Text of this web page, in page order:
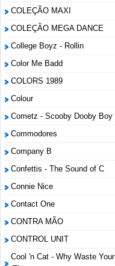
COLEÇÃO MAXI
COLEÇÃO MEGA DANCE
College Boyz ‎- Rollin
Color Me Badd
COLORS 1989
Colour
Cometz - Scooby Dooby Boy
Commodores
Company B
Confettis - The Sound of C
Connie Nice
Contact One
CONTRA MÃO
CONTROL UNIT
Cool 'n Cat - Why Waste Your